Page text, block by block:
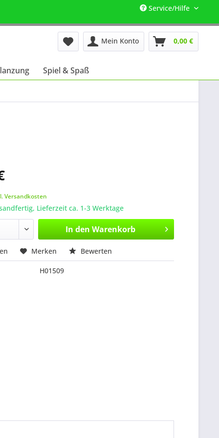
Service/Hilfe
Mein Konto 0,00 €
Spiel & Spaß
Versandkosten
Lieferzeit ca. 1-3 Werktage
In den Warenkorb
Merken Bewerten
H01509